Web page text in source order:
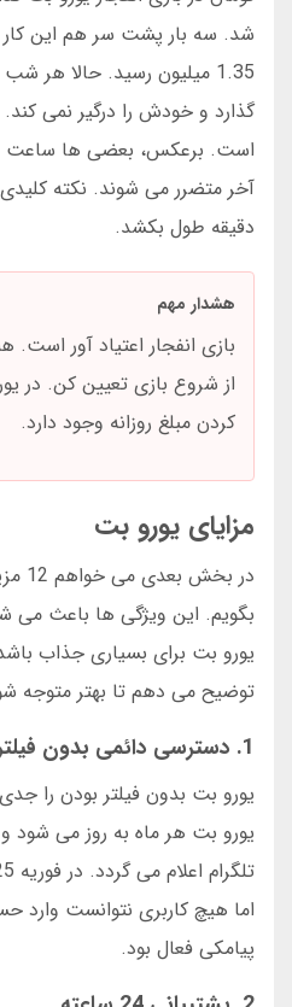
شد. سه بار پشت سر هم این کار
گذارد و خودش را درگیر نمی
است. برعکس، بعضی ها ساعت
دقیقه طول بکشد.
هشدار مهم
بازی انفجار اعتیاد آور
از شروع بازی تعیین کن. در
کردن مبلغ روزانه وجود دارد.
مزایای یورو بت
در
بگویم. این ویژگی ها باعث می
یورو بت برای بسیاری جذاب
توضیح می دهم تا بهتر متوجه
1. دسترسی دائمی بدون فیلتر
یورو بت بدون فیلتر بودن را
یورو بت هر ماه به روز می شود
اما هیچ کاربری نتوانست
پیامکی فعال بود.